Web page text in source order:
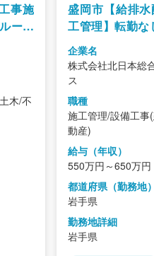
事施
ープ
援制
木/不
盛岡市【給排
工管理】転勤な
5社事業拡大中/
度有
企業名
株式会社北日本総
ス
職種
施工管理/設備工事
動産)
給与（年収）
550万円～650万円
都道府県（勤務地）
岩手県
勤務地詳細
岩手県